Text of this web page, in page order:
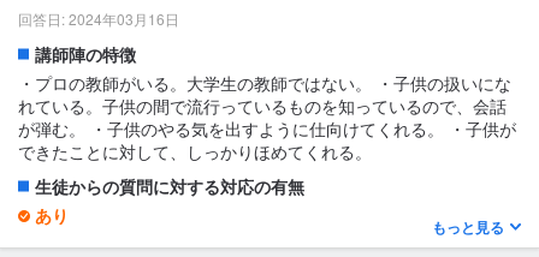
て、こどもが複数いて、明るく楽しい雰囲気が出ている。 授業が
始まると、ビシッと更新が占めてくれるので、集中した環境で授
業が進む。
テキスト・教材について
学習塾専用のテキスト。
回答日: 2024年03月16日
講師陣の特徴
・プロの教師がいる。大学生の教師ではない。 ・子供の扱いにな
れている。子供の間で流行っているものを知っているので、会話
が弾む。 ・子供のやる気を出すように仕向けてくれる。 ・子供が
できたことに対して、しっかりほめてくれる。
生徒からの質問に対する対応の有無
あり
授業でわからないところを質問する。 先生とたわいのない会話を
もっと見る